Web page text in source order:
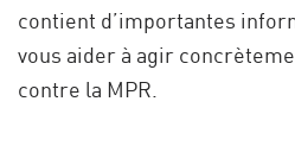
contient d’importantes
vous aider à agir
contre la MPR.